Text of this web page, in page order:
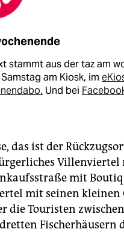
stammt aus der taz am
am Kiosk, im
Und bei
das ist der
Villenviertel
mit
mit seinen kleinen
die Touristen
Fischerhäusern